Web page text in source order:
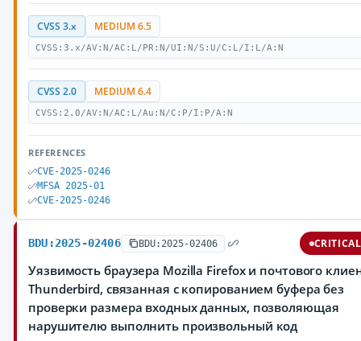
CVSS 3.x MEDIUM 6.5
CVSS:3.x/AV:N/AC:L/PR:N/UI:N/S:U/C:L/I:L/A:N
CVSS 2.0 MEDIUM 6.4
CVSS:2.0/AV:N/AC:L/Au:N/C:P/I:P/A:N
REFERENCES
CVE-2025-0246
MFSA 2025-01
CVE-2025-0246
BDU:2025-02406 BDU:2025-02406 CRITICAL
Уязвимость браузера Mozilla Firefox и почтового
Thunderbird, связанная с копированием буфера без
проверки размера входных данных, позволяющая
нарушителю выполнить произвольный код